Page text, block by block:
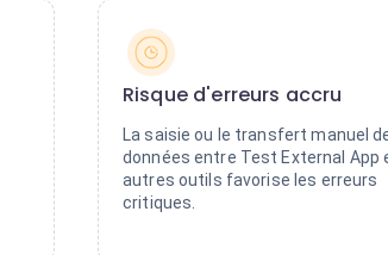
Risque d'erreurs accru
La saisie ou le transfert manuel
données entre Test External App
autres outils favorise les erreurs
critiques.